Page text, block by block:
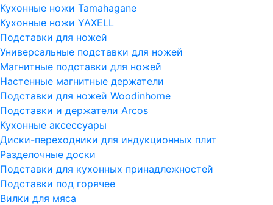
Кухонные ножи Tamahagane
Кухонные ножи YAXELL
Подставки для ножей
Универсальные подставки для ножей
Магнитные подставки для ножей
Настенные магнитные держатели
Подставки для ножей Woodinhome
Подставки и держатели Arcos
Кухонные аксессуары
Диски-переходники для индукционных плит
Разделочные доски
Подставки для кухонных принадлежностей
Подставки под горячее
Вилки для мяса